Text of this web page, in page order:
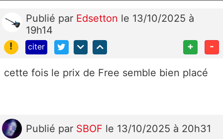
Publié par Edsetton le 13/10/2025 à
19h14
!
citer + -
cette fois le prix de Free semble bien placé
Publié par SBOF le 13/10/2025 à 20h31